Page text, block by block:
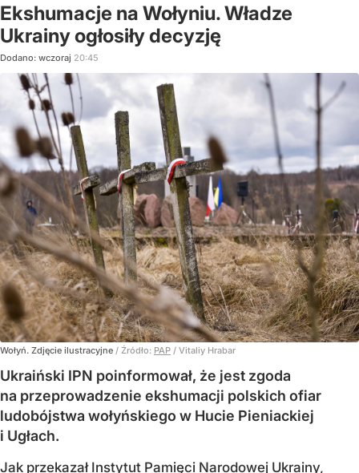
Ekshumacje na Wołyniu. Władze
Ukrainy ogłosiły decyzję
Dodano: wczoraj 20:45
Wołyń. Zdjęcie ilustracyjne / Źródło: PAP / Vitaliy Hrabar
Ukraiński IPN poinformował, że jest zgoda
na przeprowadzenie ekshumacji polskich ofiar
ludobójstwa wołyńskiego w Hucie Pieniackiej
i Ugłach.
Jak przekazał Instytut Pamięci Narodowej Ukrainy,